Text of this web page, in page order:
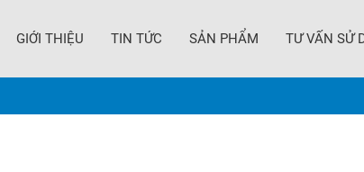
GIỚI THIỆU TIN TỨC SẢN PHẨM TƯ VẤN SỬ